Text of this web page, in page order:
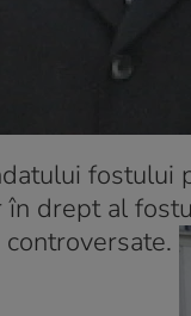
drept al